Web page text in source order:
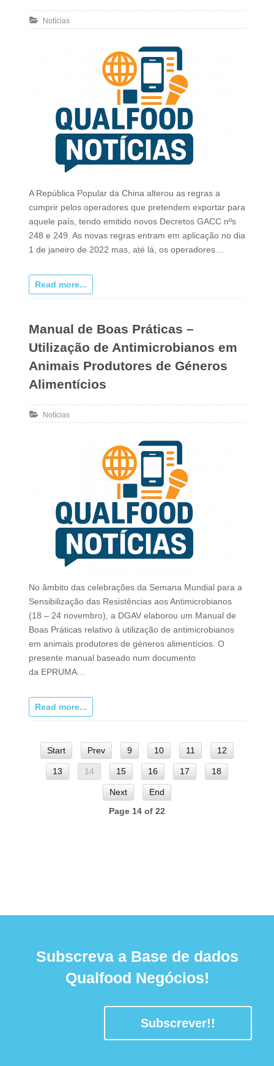
Notícias
A República Popular da China alterou as regras a
cumprir pelos operadores que pretendem exportar para
aquele país, tendo emitido novos Decretos GACC nºs
248 e 249. As novas regras entram em aplicação no dia
1 de janeiro de 2022 mas, até lá, os operadores…
Read more...
Manual de Boas Práticas –
Utilização de Antimicrobianos em
Animais Produtores de Géneros
Alimentícios
Notícias
No âmbito das celebrações da Semana Mundial para a
Sensibilização das Resistências aos Antimicrobianos
(18 – 24 novembro), a DGAV elaborou um Manual de
Boas Práticas relativo à utilização de antimicrobianos
em animais produtores de géneros alimentícios. O
presente manual baseado num documento
da EPRUMA…
Read more...
Start Prev 9 10 11 12
13 14 15 16 17 18
Next
End
Page 14 of 22
Subscreva a Base de dados
Qualfood Negócios!
Subscrever!!